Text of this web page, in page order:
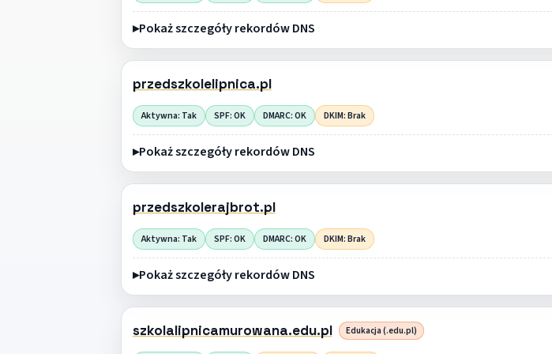
Pokaż szczegóły rekordów DNS
przedszkolelipnica.pl
Aktywna: Tak SPF: OK DMARC: OK DKIM: Brak
Pokaż szczegóły rekordów DNS
przedszkolerajbrot.pl
Aktywna: Tak SPF: OK DMARC: OK DKIM: Brak
Pokaż szczegóły rekordów DNS
szkolalipnicamurowana.edu.pl Edukacja (.edu.pl)